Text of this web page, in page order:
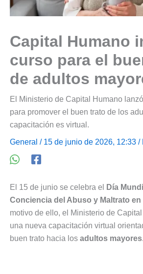
Capital Humano
curso para el
de adultos
El Ministerio de Capital Humano
para promover el buen trato de los
capacitación es virtual.
General / 15 de junio de 2026, 12:33 /
El 15 de junio se celebra el
Día
Conciencia del Abuso y Maltrato en
motivo de ello, el Ministerio de
una nueva capacitación virtual
buen trato hacia los adultos mayores.